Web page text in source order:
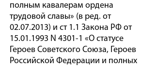
полным кавалерам ордена
трудовой славы» (в ред. от
02.07.2013) и ст 1.1 Закона РФ от
15.01.1993 N 4301-1 «О статусе
Героев Советского Союза, Героев
Российской Федерации и полных